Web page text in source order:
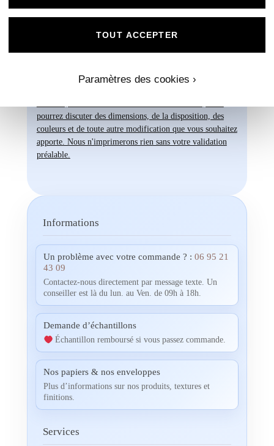
plus exigeantes. Faites confiance à notre
expertise et à notre passion pour vous
projets évènementiels.
Une fois votre commande passée, si vous souhaitez
pourrez discuter des dimensions, de la disposition, des
couleurs et de toute autre modification que vous souhaitez
apporte. Nous n'imprimerons rien sans votre validation
préalable.
Informations
Un problème avec votre commande ? : 06 95 21
43 09
Contactez-nous directement par message texte. Un
conseiller est là du lun. au Ven. de 09h à 18h.
Demande d’échantillons
Échantillon remboursé si vous passez commande.
Nos papiers & nos enveloppes
Plus d’informations sur nos produits, textures et
finitions.
Services
Paramètres des cookies ›
TOUT ACCEPTER